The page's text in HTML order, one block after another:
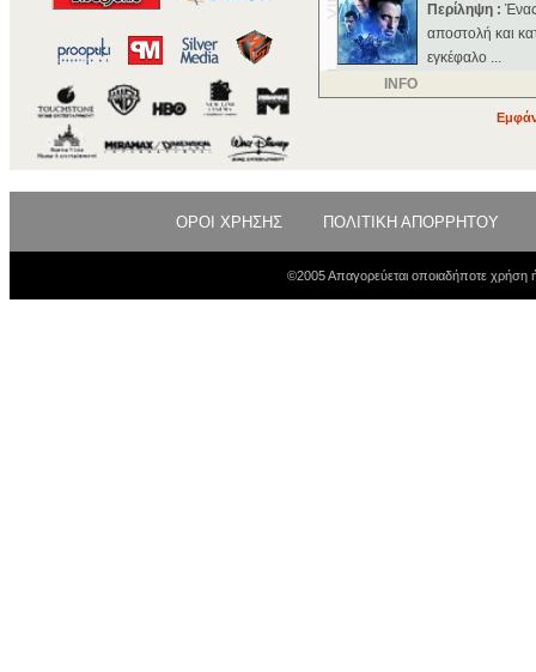
Περίληψη :
αποστολή και
εγκέφαλο ...
INFO
ΟΡΟΙ ΧΡΗΣΗΣ ΠΟΛΙΤΙΚΗ ΑΠΟΡΡΗΤΟΥ
©2005 Απαγορεύεται οποιαδήποτε χρήση